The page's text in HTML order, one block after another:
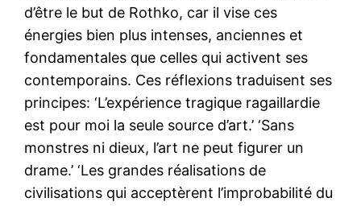
d’être le but de Rothko, car il vise ces
énergies bien plus intenses, anciennes et
fondamentales que celles qui activent ses
contemporains. Ces réflexions traduisent ses
principes: ‘L’expérience tragique ragaillardie
est pour moi la seule source d’art.’ ‘Sans
monstres ni dieux, l’art ne peut figurer un
drame.’ ‘Les grandes réalisations de
civilisations qui acceptèrent l’improbabilité du